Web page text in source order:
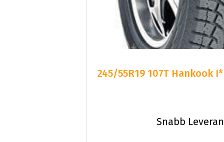
245/55R19 107T Hankook
Snabb